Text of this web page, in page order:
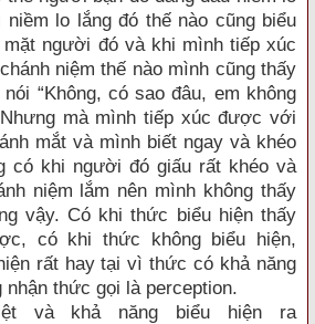
niềm lo lắng đó thế nào cũng biểu
mặt người đó và khi mình tiếp xúc
niệm thế nào mình cũng thấy
“Không, có sao đâu, em không
mà mình tiếp xúc được với
mắt và mình biết ngay và khéo
có khi người đó giấu rất khéo và
niệm lắm nên mình không thấy
vậy. Có khi thức biểu hiện thấy
có khi thức không biểu hiện,
rất hay tại vì thức có khả năng
nhận thức gọi là perception.
và khả năng biểu hiện ra